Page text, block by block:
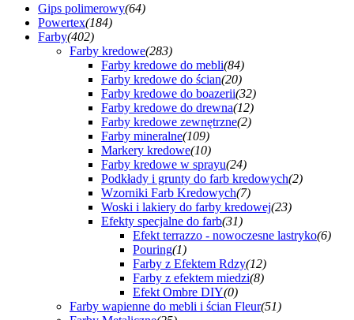
Gips polimerowy(64)
Powertex(184)
Farby(402)
Farby kredowe(283)
Farby kredowe do mebli(84)
Farby kredowe do ścian(20)
Farby kredowe do boazerii(32)
Farby kredowe do drewna(12)
Farby kredowe zewnętrzne(2)
Farby mineralne(109)
Markery kredowe(10)
Farby kredowe w sprayu(24)
Podkłady i grunty do farb kredowych(2)
Wzorniki Farb Kredowych(7)
Woski i lakiery do farby kredowej(23)
Efekty specjalne do farb(31)
Efekt terrazzo - nowoczesne lastryko(6)
Pouring(1)
Farby z Efektem Rdzy(12)
Farby z efektem miedzi(8)
Efekt Ombre DIY(0)
Farby wapienne do mebli i ścian Fleur(51)